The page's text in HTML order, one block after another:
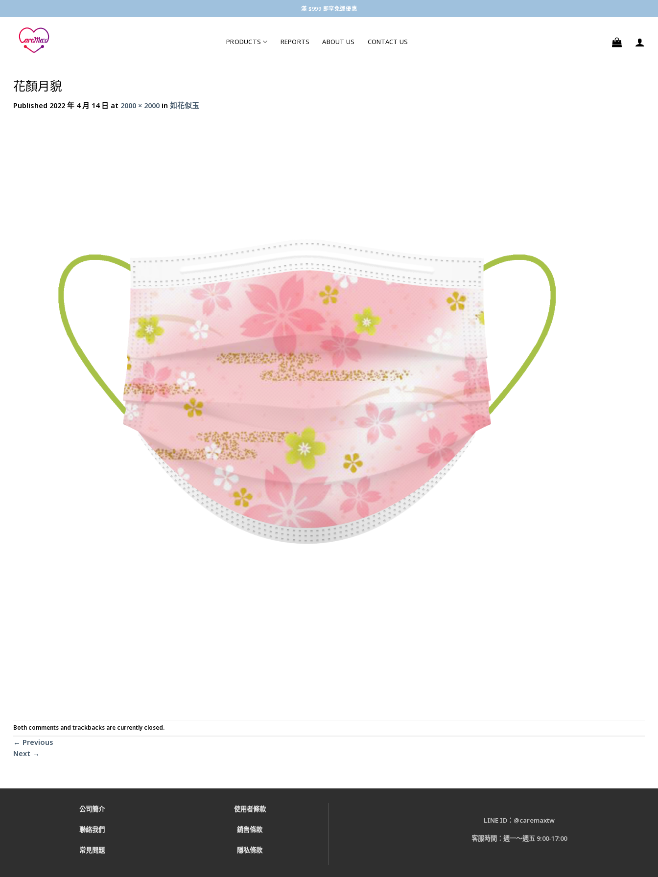
to
content
滿 $999 即享免運優惠
PRODUCTS REPORTS ABOUT US CONTACT US
花顏月貌
Published 2022 年 4 月 14 日 at 2000 × 2000 in 如花似玉
Both comments and trackbacks are currently closed.
← Previous
Next →
公司簡介
聯絡我們
常見問題
使用者條款
銷售條款
隱私條款
LINE ID：@caremaxtw
客服時間：週一～週五 9:00-17:00